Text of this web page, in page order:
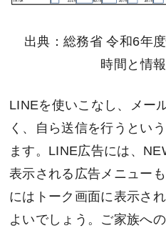
出典：総務省 令和6年
時間と情
LINEを使いこなし、メー
く、自ら送信を行うとい
ます。LINE広告には、
表示される広告メニュー
にはトーク画面に表示さ
よいでしょう。ご家族へ